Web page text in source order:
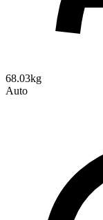
68.03kg
Auto